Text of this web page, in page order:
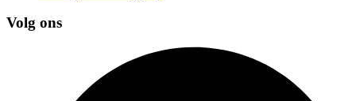
Volg ons